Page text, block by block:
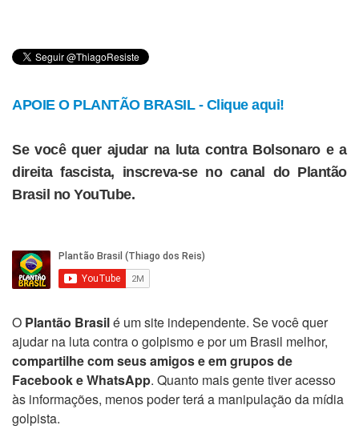
APOIE O PLANTÃO BRASIL - Clique aqui!
Se você quer ajudar na luta contra Bolsonaro e a
direita fascista, inscreva-se no canal do Plantão
Brasil no YouTube.
O Plantão Brasilé um site independente. Se você quer
ajudar na luta contra o golpismo e por um Brasil melhor,
compartilhe com seus amigos e em grupos de
Facebook e WhatsApp. Quanto mais gente tiver acesso
às informações, menos poder terá a manipulação da mídia
golpista.